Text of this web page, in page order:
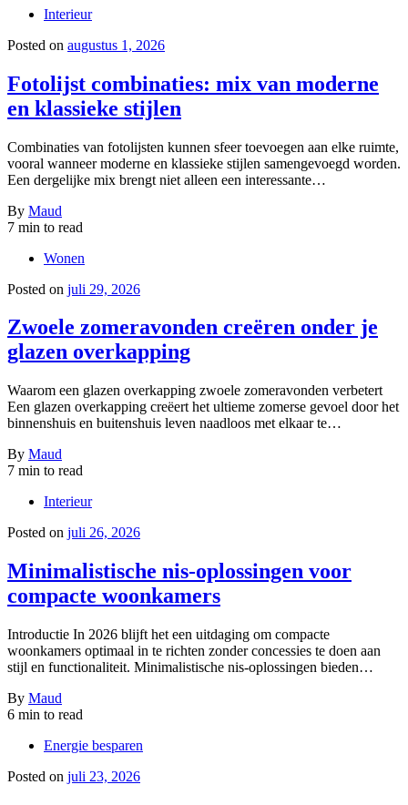
Interieur
Posted on augustus 1, 2026
Fotolijst combinaties: mix van moderne
en klassieke stijlen
Combinaties van fotolijsten kunnen sfeer toevoegen aan elke ruimte,
vooral wanneer moderne en klassieke stijlen samengevoegd worden.
Een dergelijke mix brengt niet alleen een interessante…
By Maud
7 min to read
Wonen
Posted on juli 29, 2026
Zwoele zomeravonden creëren onder je
glazen overkapping
Waarom een glazen overkapping zwoele zomeravonden verbetert
Een glazen overkapping creëert het ultieme zomerse gevoel door het
binnenshuis en buitenshuis leven naadloos met elkaar te…
By Maud
7 min to read
Interieur
Posted on juli 26, 2026
Minimalistische nis-oplossingen voor
compacte woonkamers
Introductie In 2026 blijft het een uitdaging om compacte
woonkamers optimaal in te richten zonder concessies te doen aan
stijl en functionaliteit. Minimalistische nis-oplossingen bieden…
By Maud
6 min to read
Energie besparen
Posted on juli 23, 2026